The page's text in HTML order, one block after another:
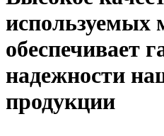
используемых
обеспечивает
надежности
продукции